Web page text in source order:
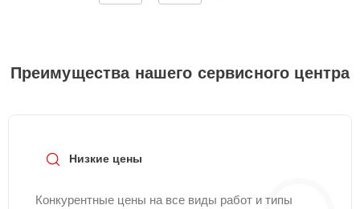
Преимущества нашего сервисного центра
Низкие цены
Конкурентные цены на все виды работ и типы